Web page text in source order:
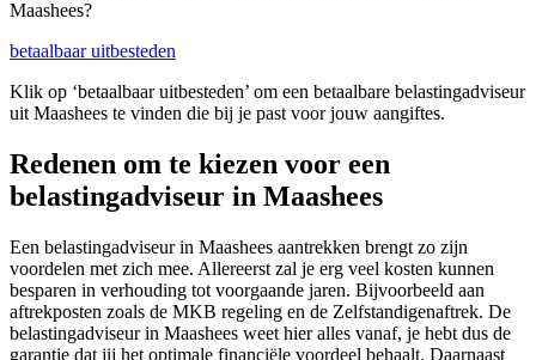
Maashees?
betaalbaar uitbesteden
Klik op ‘betaalbaar uitbesteden’ om een betaalbare belastingadviseur
uit Maashees te vinden die bij je past voor jouw aangiftes.
Redenen om te kiezen voor een
belastingadviseur in Maashees
Een belastingadviseur in Maashees aantrekken brengt zo zijn
voordelen met zich mee. Allereerst zal je erg veel kosten kunnen
besparen in verhouding tot voorgaande jaren. Bijvoorbeeld aan
aftrekposten zoals de MKB regeling en de Zelfstandigenaftrek. De
belastingadviseur in Maashees weet hier alles vanaf, je hebt dus de
garantie dat jij het optimale financiële voordeel behaalt. Daarnaast